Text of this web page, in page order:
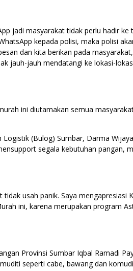
jadi masyarakat tidak perlu hadir ke
kepada polisi, maka polisi
dan kita berikan pada
jauh-jauh mendatangi ke lokasi-
ini diutamakan semua
(Bulog) Sumbar, Darma
segala kebutuhan pangan,
usah panik. Saya mengapresiasi
ini, karena merupakan program
Provinsi Sumbar Iqbal Ramadi
seperti cabe, bawang dan